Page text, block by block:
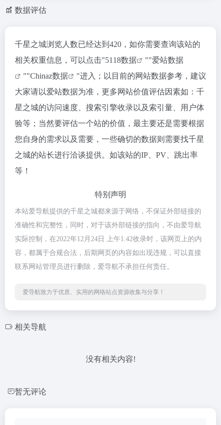
数据评估
千星之城浏览人数已经达到420，如你需要查询该站的
相关权重信息，可以点击"5118数据 ""爱站数据
""Chinaz数据
"进入；以目前的网站数据参考，建议
大家请以爱站数据为准，更多网站价值评估因素如：千
星之城的访问速度、搜索引擎收录以及索引量、用户体
验等；当然要评估一个站的价值，最主要还是需要根据
您自身的需求以及需要，一些确切的数据则需要找千星
之城的站长进行洽谈提供。如该站的IP、PV、跳出率
等！
特别声明
本站爱导航提供的千星之城都来源于网络，不保证外部链接的
准确性和完整性，同时，对于该外部链接的指向，不由爱导航
实际控制，在2022年12月24日 上午1:42收录时，该网页上的内
容，都属于合规合法，后期网页的内容如出现违规，可以直接
联系网站管理员进行删除，爱导航不承担任何责任。
爱导航致力于优质、实用的网络站点资源收集与分享！
相关导航
没有相关内容!
暂无评论